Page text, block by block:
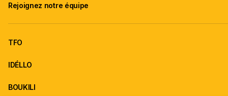
Rejoignez notre équipe
TFO
IDÉLLO
BOUKILI